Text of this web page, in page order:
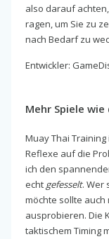
also darauf
ragen, um Sie zu
nach Bedarf zu
Entwickler:
Mehr Spiele wie
Muay Thai
Reflexe auf die
ich den
echt gefesselt. Wer
möchte sollte auch
ausprobieren. Die
taktischem Timing